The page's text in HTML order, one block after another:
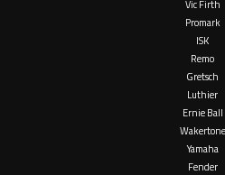
Vic Firth
Promark
ISK
Remo
Gretsch
Luthier
Ernie Ball
Wakertone
Yamaha
Fender